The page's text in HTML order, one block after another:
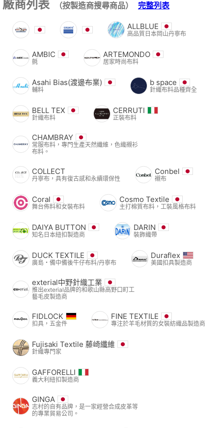
廠商列表 （按製造商搜尋商品） 完整列表
ALLBLUE
高品質日本岡山丹寧布
AMBIC
氈
ARTEMONDO
居家時尚布料
Asahi Bias(渡邊布業)
輔料
b space
針織布料品種齊全
BELL TEX
針織布料
CERRUTI
正裝布料
CHAMBRAY
常服布料，專門生產天然纖維，色織襯衫
布料。
COLLECT
丹寧布，具有復古感和永續環保性
Conbel
襯布
Coral
舞台佈料和女裝布料
Cosmo Textile
主打棉質布料，工裝風格布料
DAIYA BUTTON
知名日本紐扣製造商
DARIN
裝飾織帶
DUCK TEXTILE
廣島・備中備後牛仔布料/丹寧布
Duraflex
美國扣具製造商
exterial中野針織工業
推出exterial品牌的和歌山縣高野口町工
藝毛皮製造商
FIDLOCK
扣具，五金件
FINE TEXTILE
專注於羊毛材質的女裝紡織品製造商
Fujisaki Textile 藤崎纖維
針織專門家
GAFFORELLI
義大利紐扣製造商
GINGA
志村的自有品牌，是一家經營合成皮革等
的專業貿易公司。